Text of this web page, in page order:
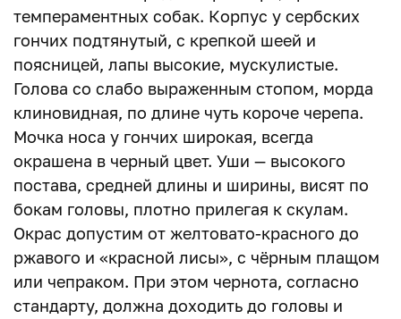
темпераментных собак. Корпус у сербских
гончих подтянутый, с крепкой шеей и
поясницей, лапы высокие, мускулистые.
Голова со слабо выраженным стопом, морда
клиновидная, по длине чуть короче черепа.
Мочка носа у гончих широкая, всегда
окрашена в черный цвет. Уши — высокого
постава, средней длины и ширины, висят по
бокам головы, плотно прилегая к скулам.
Окрас допустим от желтовато-красного до
ржавого и «красной лисы», с чёрным плащом
или чепраком. При этом чернота, согласно
стандарту, должна доходить до головы и